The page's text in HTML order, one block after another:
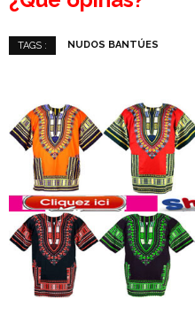
TAGS : NUDOS BANTÚES